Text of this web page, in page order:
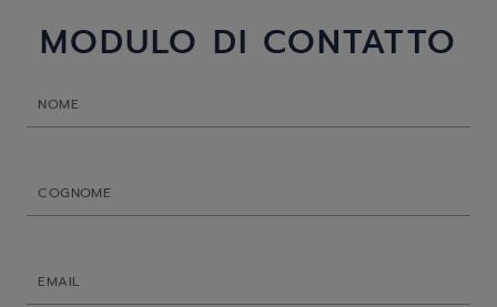
MODULO DI CONTATTO